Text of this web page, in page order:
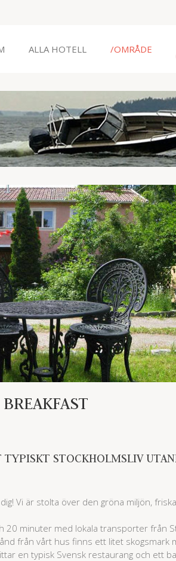
ALLA HOTELL /OMRÅDE
TYPISKT STOCKHOLMSLIV
Vi är stolta över den gröna miljön,
20 minuter med lokala transporter från
från vårt hus finns ett litet skogsmark
en typisk Svensk restaurang och ett